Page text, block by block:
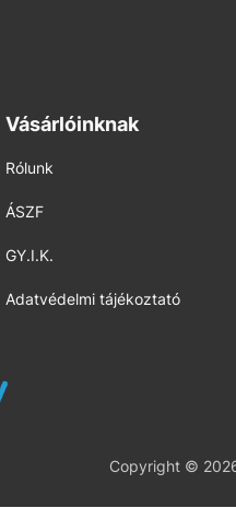
Vásárlóinknak
Rólunk
ÁSZF
GY.I.K.
Adatvédelmi tájékoztató
Copyright ©